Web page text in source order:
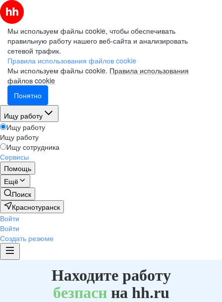
Мы используем файлы cookie, чтобы обеспечивать
правильную работу нашего веб-сайта и анализировать
сетевой трафик.
Правила использования файлов cookie
Мы используем файлы cookie. Правила использования
файлов cookie
Понятно
Ищу работу
Ищу работу
Ищу работу
Ищу сотрудника
Сервисы
Помощь
Ещё
Поиск
Краснотуранск
Войти
Войти
Создать резюме
Находите работу
безпаснна hh.ru